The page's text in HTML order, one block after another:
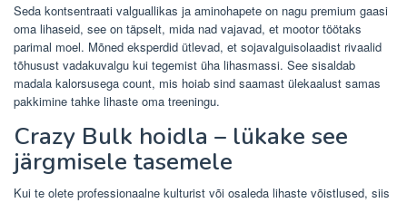
Seda kontsentraati valguallikas ja aminohapete on nagu premium gaasi
oma lihaseid, see on täpselt, mida nad vajavad, et mootor töötaks
parimal moel. Mõned eksperdid ütlevad, et sojavalguisolaadist rivaalid
tõhusust vadakuvalgu kui tegemist üha lihasmassi. See sisaldab
madala kalorsusega count, mis hoiab sind saamast ülekaalust samas
pakkimine tahke lihaste oma treeningu.
Crazy Bulk hoidla – lükake see
järgmisele tasemele
Kui te olete professionaalne kulturist või osaleda lihaste võistlused, siis